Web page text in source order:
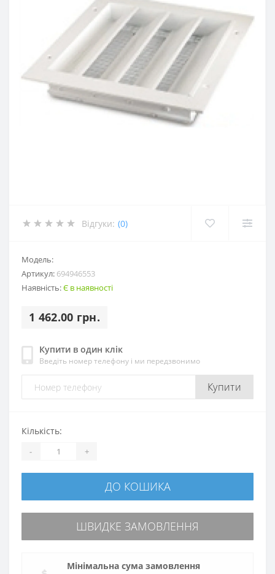
Відгуки: (0)
Модель:
Артикул: 694946553
Наявність:Є в наявності
1 462.00 грн.
Купити в один клік
Введіть номер телефону і ми передзвонимо
Купити
Кількість:
- +
ДО КОШИКА
ШВИДКЕ ЗАМОВЛЕННЯ
Мінімальна сума замовлення